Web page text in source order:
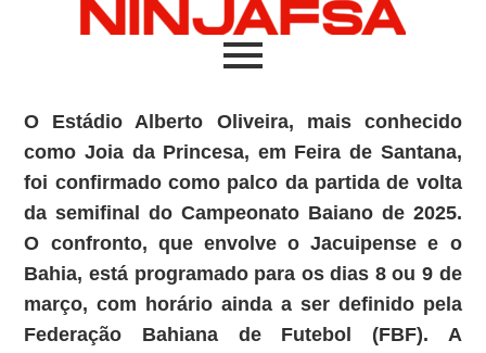
O Estádio Alberto Oliveira, mais conhecido
como Joia da Princesa, em Feira de Santana,
foi confirmado como palco da partida de volta
da semifinal do Campeonato Baiano de 2025.
O confronto, que envolve o Jacuipense e o
Bahia, está programado para os dias 8 ou 9 de
março, com horário ainda a ser definido pela
Federação Bahiana de Futebol (FBF). A